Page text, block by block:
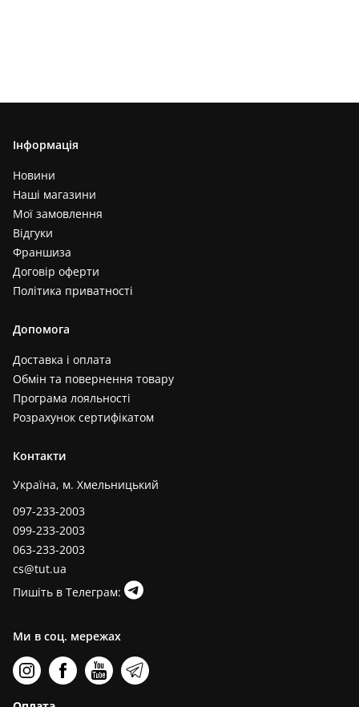
Інформація
Новини
Наші магазини
Мої замовлення
Відгуки
Франшиза
Договір оферти
Політика приватності
Допомога
Доставка і оплата
Обмін та повернення товару
Програма лояльності
Розрахунок сертифікатом
Контакти
Україна, м. Хмельницький
097-233-2003
099-233-2003
063-233-2003
cs@tut.ua
Пишіть в Телеграм:
Ми в соц. мережах